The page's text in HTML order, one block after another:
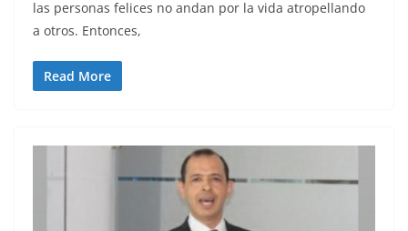
las personas felices no andan por la vida atropellando
a otros. Entonces,
Read More